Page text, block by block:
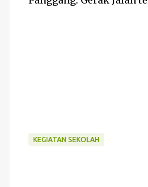
KEGIATAN SEKOLAH